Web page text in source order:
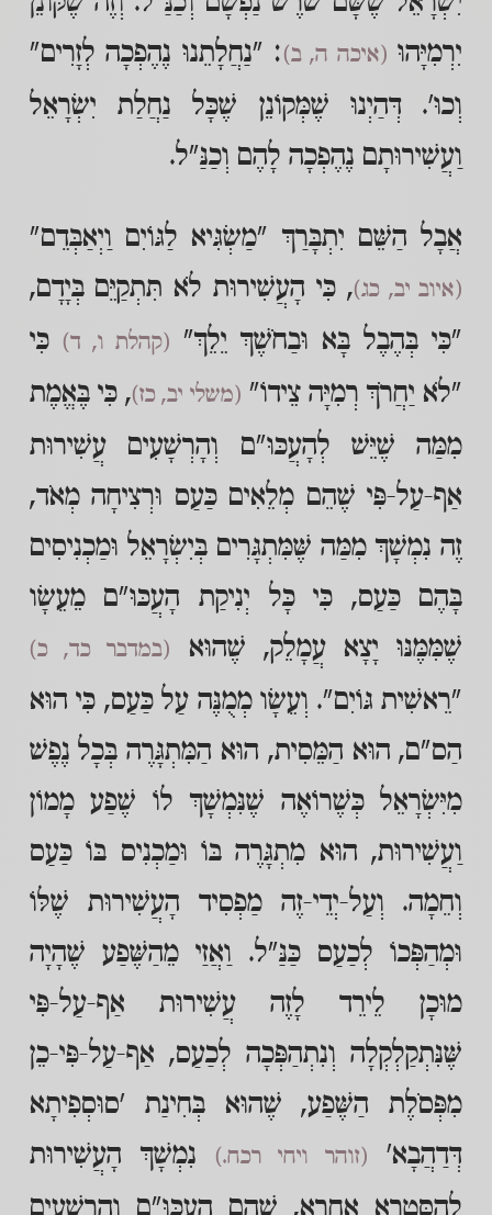
יִרְמִיָּהוּ (איכה ה, ב): "נַחֲלָתֵנוּ נֶהֶפְכָה לְזָרִים"
וְכוּ'. דְּהַיְנוּ שֶׁמְּקוֹנֵן שֶׁכָּל נַחֲלַת יִשְׂרָאֵל
וַעֲשִׁירוּתָם נֶהֶפְכָה לָהֶם וְכַנַּ"ל.
אֲבָל הַשֵּׁם יִתְבָּרַךְ "מַשְׂגִּיא לַגּוֹיִם וַיְאַבְּדֵם"
(איוב יב, כג), כִּי הָעֲשִׁירוּת לֹא תִּתְקַיֵּם בְּיָדָם,
"כִּי בְּהֶבֶל בָּא וּבַחֹשֶׁךְ יֵלֵךְ" (קהלת ו, ד) כִּי
"לֹא יַחֲרֹךְ רְמִיָּה צֵידוֹ" (משלי יב, כז), כִּי בֶּאֱמֶת
מִמַּה שֶׁיֵּשׁ לְהָעֲכּוּ"ם וְהָרְשָׁעִים עֲשִׁירוּת
אַף-עַל-פִּי שֶׁהֵם מְלֵאִים כַּעַס וּרְצִיחָה מְאֹד,
זֶה נִמְשָׁךְ מִמַּה שֶּׁמִּתְגָּרִים בְּיִשְׂרָאֵל וּמַכְנִיסִים
בָּהֶם כַּעַס, כִּי כָּל יְנִיקַת הָעֲכּוּ"ם מֵעֵשָׂו
שֶׁמִּמֶּנּוּ יָצָא עֲמָלֵק, שֶׁהוּא
(במדבר כד, כ)
"רֵאשִׁית גּוֹיִם". וְעֵשָׂו מְמֻנֶּה עַל כַּעַס, כִּי הוּא
הַס"ם, הוּא הַמֵּסִית, הוּא הַמִּתְגָּרֶה בְּכָל נֶפֶשׁ
מִיִּשְׂרָאֵל כְּשֶׁרוֹאֶה שֶׁנִּמְשָׁךְ לוֹ שֶׁפַע מָמוֹן
וַעֲשִׁירוּת, הוּא מִתְגָּרֶה בּוֹ וּמַכְנִיס בּוֹ כַּעַס
וְחֵמָה. וְעַל-יְדֵי-זֶה מַפְסִיד הָעֲשִׁירוּת שֶׁלּוֹ
וּמְהַפְּכוֹ לְכַעַס כַּנַּ"ל. וַאֲזַי מֵהַשֶּׁפַע שֶׁהָיָה
מוּכָן לֵירֵד לָזֶה עֲשִׁירוּת אַף-עַל-פִּי
שֶּׁנִּתְקַלְקְלָה וְנִתְהַפְּכָה לְכַעַס, אַף-עַל-פִּי-כֵן
מִפְּסֹלֶת הַשֶּׁפַע, שֶׁהוּא בְּחִינַת 'סוּסְפִיתָא
דְּדַהֲבָא'
(זוהר ויחי רכח.)
נִמְשָׁךְ הָעֲשִׁירוּת